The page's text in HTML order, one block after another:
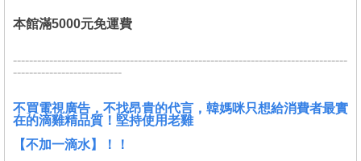
本館滿5000元免運費
-----------------------------------------------------------------------------------
---------------------------
不買電視廣告，不找昂貴的代言， 韓媽咪只想給消費者最實
在的滴雞精品質！堅持使用老雞
【不加一滴水】！！